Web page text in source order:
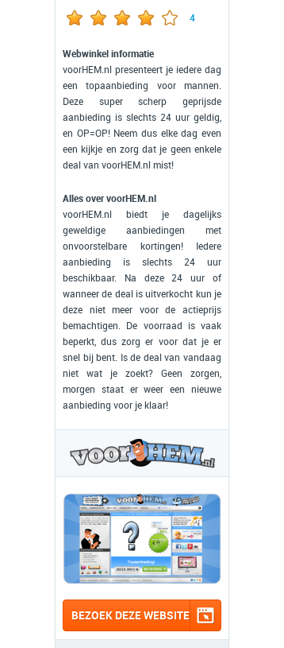
4
Webwinkel informatie
voorHEM.nl presenteert je iedere dag
een topaanbieding voor mannen.
Deze super scherp geprijsde
aanbieding is slechts 24 uur geldig,
en OP=OP! Neem dus elke dag even
een kijkje en zorg dat je geen enkele
deal van voorHEM.nl mist!
Alles over voorHEM.nl
voorHEM.nl biedt je dagelijks
geweldige aanbiedingen met
onvoorstelbare kortingen! Iedere
aanbieding is slechts 24 uur
beschikbaar. Na deze 24 uur of
wanneer de deal is uitverkocht kun je
deze niet meer voor de actieprijs
bemachtigen. De voorraad is vaak
beperkt, dus zorg er voor dat je er
snel bij bent. Is de deal van vandaag
niet wat je zoekt? Geen zorgen,
morgen staat er weer een nieuwe
aanbieding voor je klaar!
BEZOEK DEZE WEBSITE